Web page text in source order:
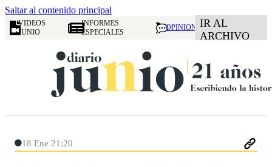
Saltar al contenido principal
VIDEOS
JUNIO
INFORMES
ESPECIALES
OPINION IR AL
ARCHIVO
18 Ene 21:20